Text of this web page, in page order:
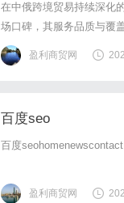
在中俄跨境贸易持续深化
场口碑，其服务品质与覆
盈利商贸网
百度seo
百度seohomenewscontact
盈利商贸网